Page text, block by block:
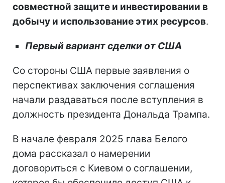
совместной защите и инвестировании в
добычу и использование этих ресурсов.
Первый вариант сделки от США
Со стороны США первые заявления о
перспективах заключения соглашения
начали раздаваться после вступления в
должность президента Дональда Трампа.
В начале февраля 2025 глава Белого
дома рассказал о намерении
договориться с Киевом о соглашении,